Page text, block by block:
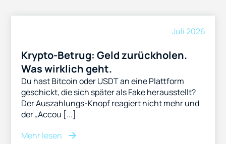
Juli 2026
Krypto-Betrug: Geld zurückholen.
Was wirklich geht.
Du hast Bitcoin oder USDT an eine Plattform
geschickt, die sich später als Fake herausstellt?
Der Auszahlungs-Knopf reagiert nicht mehr und
der „Accou [...]
Mehr lesen